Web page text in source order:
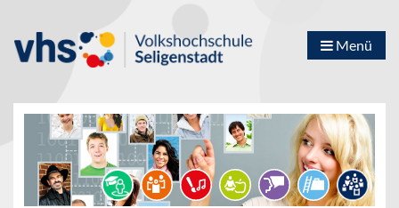
Menü